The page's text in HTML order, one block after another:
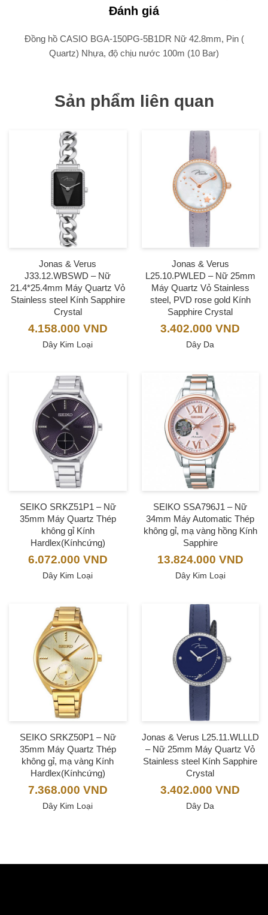
Đánh giá
Đồng hồ CASIO BGA-150PG-5B1DR Nữ 42.8mm, Pin (
Quartz) Nhựa, độ chịu nước 100m (10 Bar)
Sản phẩm liên quan
Jonas & Verus
J33.12.WBSWD – Nữ
21.4*25.4mm Máy Quartz Vỏ
Stainless steel Kính Sapphire
Crystal
4.158.000 VND
Dây Kim Loại
Jonas & Verus
L25.10.PWLED – Nữ 25mm
Máy Quartz Vỏ Stainless
steel, PVD rose gold Kính
Sapphire Crystal
3.402.000VND
Dây Da
SEIKO SRKZ51P1 – Nữ
35mm Máy Quartz Thép
không gỉ Kính
Hardlex(Kínhcứng)
6.072.000 VND
Dây Kim Loại
SEIKO SSA796J1 – Nữ
34mm Máy Automatic Thép
không gỉ, mạ vàng hồng Kính
Sapphire
13.824.000 VND
Dây Kim Loại
SEIKO SRKZ50P1 – Nữ
35mm Máy Quartz Thép
không gỉ, mạ vàng Kính
Hardlex(Kínhcứng)
7.368.000 VND
Dây Kim Loại
Jonas & Verus L25.11.WLLLD
– Nữ 25mm Máy Quartz Vỏ
Stainless steel Kính Sapphire
Crystal
3.402.000VND
Dây Da